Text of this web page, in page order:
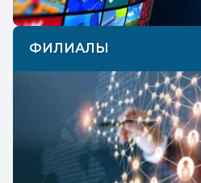
ФИЛИАЛЫ